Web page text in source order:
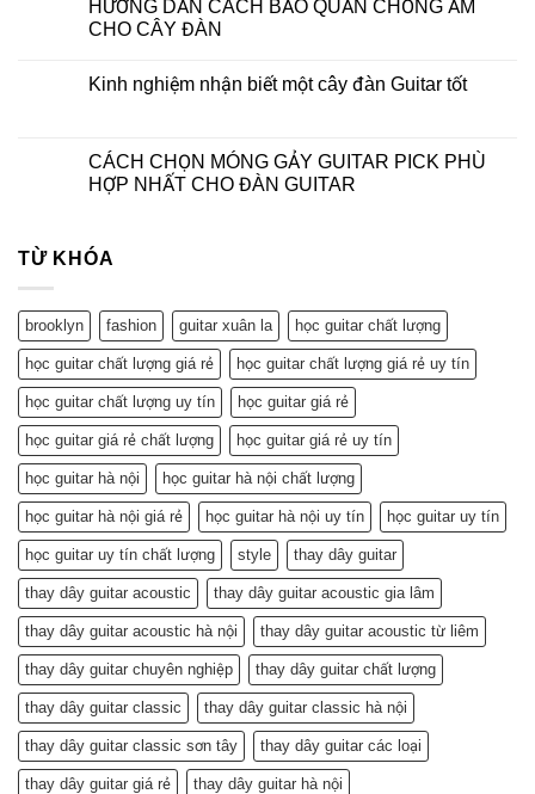
HƯỚNG DẪN CÁCH BẢO QUẢN CHỐNG ẨM
CHO CÂY ĐÀN
Kinh nghiệm nhận biết một cây đàn Guitar tốt
CÁCH CHỌN MÓNG GẢY GUITAR PICK PHÙ
HỢP NHẤT CHO ĐÀN GUITAR
TỪ KHÓA
brooklyn fashion guitar xuân la học guitar chất lượng
học guitar chất lượng giá rẻ học guitar chất lượng giá rẻ uy tín
học guitar chất lượng uy tín học guitar giá rẻ
học guitar giá rẻ chất lượng học guitar giá rẻ uy tín
học guitar hà nội học guitar hà nội chất lượng
học guitar hà nội giá rẻ học guitar hà nội uy tín học guitar uy tín
học guitar uy tín chất lượng style thay dây guitar
thay dây guitar acoustic thay dây guitar acoustic gia lâm
thay dây guitar acoustic hà nội thay dây guitar acoustic từ liêm
thay dây guitar chuyên nghiệp thay dây guitar chất lượng
thay dây guitar classic thay dây guitar classic hà nội
thay dây guitar classic sơn tây thay dây guitar các loại
thay dây guitar giá rẻ thay dây guitar hà nội